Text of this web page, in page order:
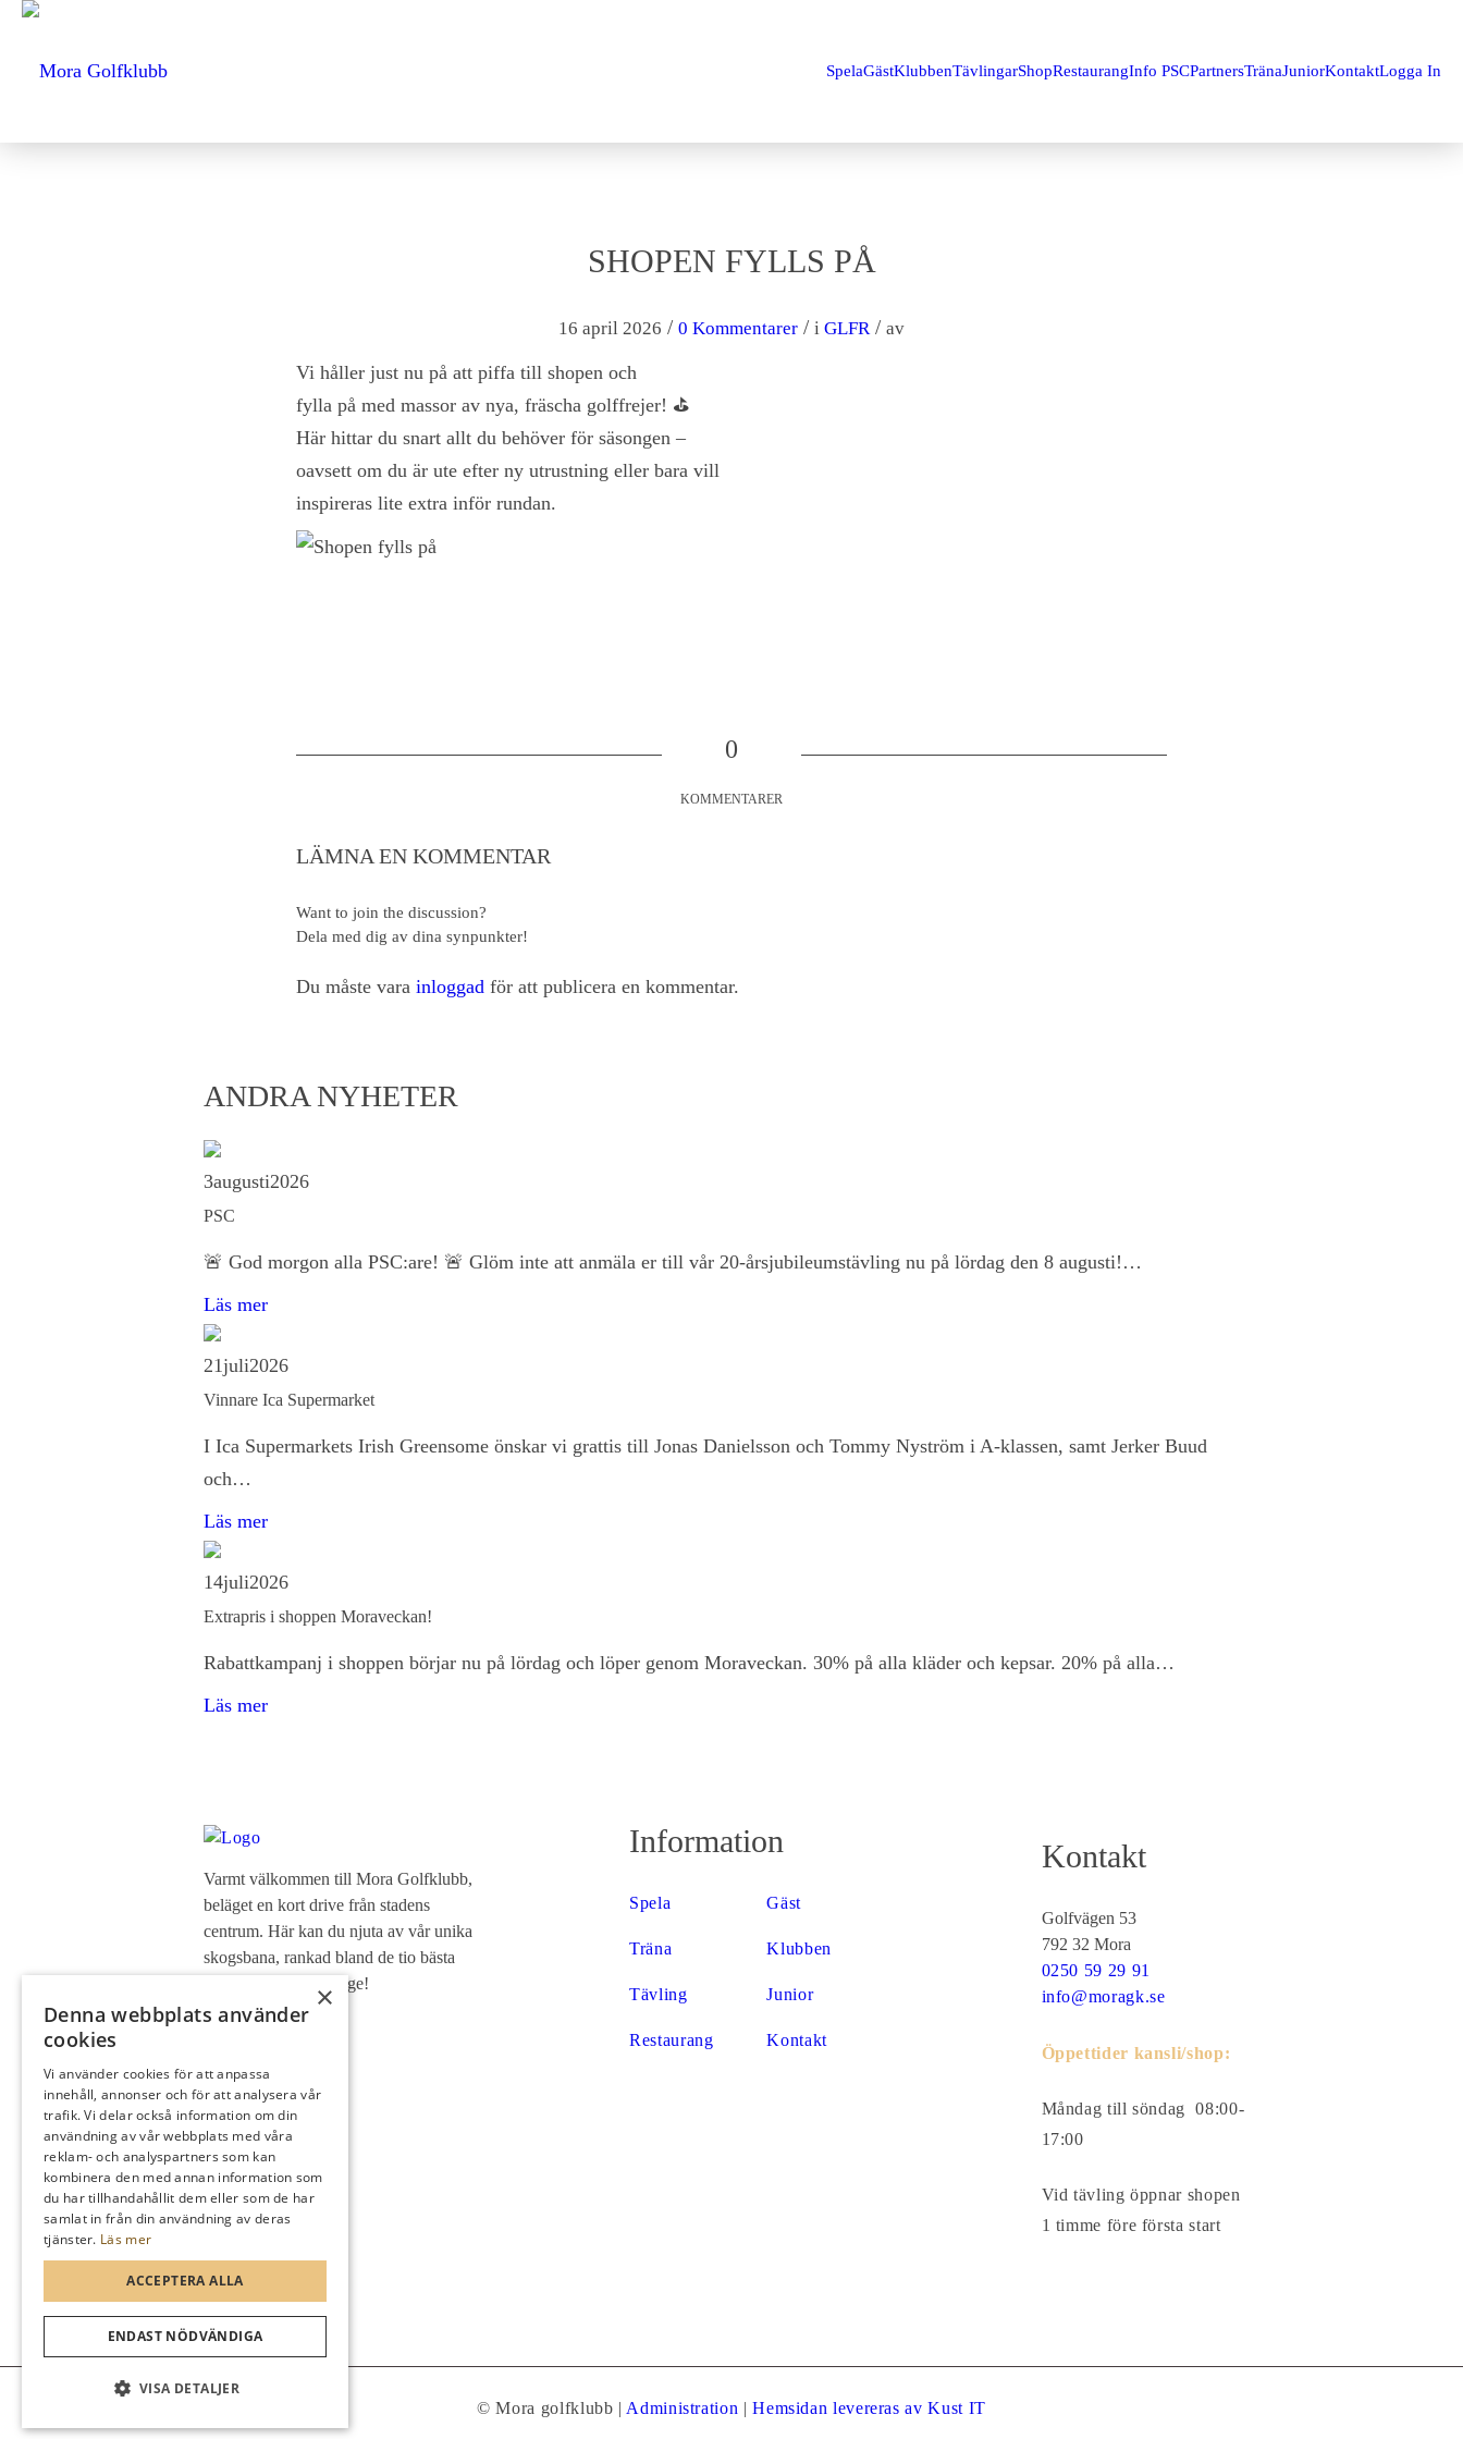
SpelaGästKlubbenTävlingarShopRestaurangInfo PSCPartnersTränaJuniorKontaktLogga In
SHOPEN FYLLS PÅ
16 april 2026 / 0 Kommentarer / i GLFR / av
Vi håller just nu på att piffa till shopen och
fylla på med massor av nya, fräscha golffrejer! ⛳️
Här hittar du snart allt du behöver för säsongen –
oavsett om du är ute efter ny utrustning eller bara vill
inspireras lite extra inför rundan.
0
KOMMENTARER
LÄMNA EN KOMMENTAR
Want to join the discussion?
Dela med dig av dina synpunkter!
Du måste vara inloggad för att publicera en kommentar.
ANDRA NYHETER
3augusti2026
PSC
🚨 God morgon alla PSC:are! 🚨 Glöm inte att anmäla er till vår 20-årsjubileumstävling nu på lördag den 8 augusti!…
Läs mer
21juli2026
Vinnare Ica Supermarket
I Ica Supermarkets Irish Greensome önskar vi grattis till Jonas Danielsson och Tommy Nyström i A-klassen, samt Jerker Buud
och…
Läs mer
14juli2026
Extrapris i shoppen Moraveckan!
Rabattkampanj i shoppen börjar nu på lördag och löper genom Moraveckan. 30% på alla kläder och kepsar. 20% på alla…
Läs mer
Varmt välkommen till Mora Golfklubb,
beläget en kort drive från stadens
centrum. Här kan du njuta av vår unika
skogsbana, rankad bland de tio bästa
skogsbanorna i Sverige!
Information
Spela Gäst
Träna Klubben
Tävling Junior
Restaurang Kontakt
Kontakt
Golfvägen 53
792 32 Mora
0250 59 29 91
info@moragk.se
Öppettider kansli/shop:
Måndag till söndag 08:00-
17:00
Vid tävling öppnar shopen
1 timme före första start
© Mora golfklubb | Administration |Hemsidan levereras av Kust IT
×
Denna webbplats använder
cookies
Vi använder cookies för att anpassa
innehåll, annonser och för att analysera vår
trafik. Vi delar också information om din
användning av vår webbplats med våra
reklam- och analyspartners som kan
kombinera den med annan information som
du har tillhandahållit dem eller som de har
samlat in från din användning av deras
tjänster. Läs mer
ACCEPTERA ALLA
ENDAST NÖDVÄNDIGA
VISA DETALJER